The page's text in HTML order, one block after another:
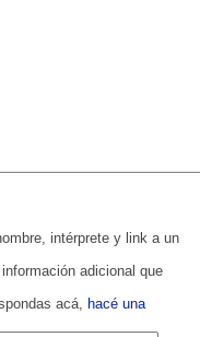
intérprete y link a un
adicional que
acá, hacé una